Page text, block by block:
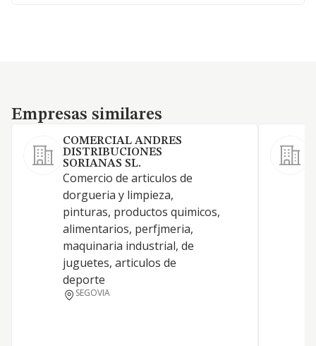
Empresas similares
Empresas similares
COMERCIAL ANDRES
DISTRIBUCIONES
SORIANAS SL.
Comercio de articulos de
dorgueria y limpieza,
pinturas, productos quimicos,
alimentarios, perfjmeria,
maquinaria industrial, de
juguetes, articulos de
deporte
SEGOVIA